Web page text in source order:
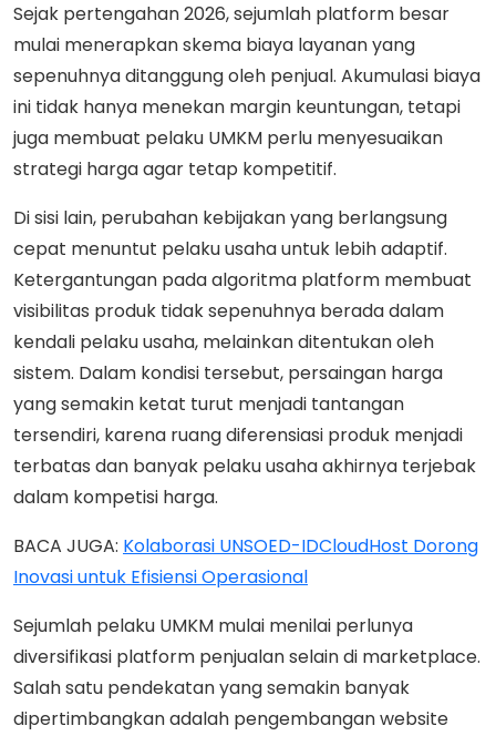
Sejak pertengahan 2026, sejumlah platform besar
mulai menerapkan skema biaya layanan yang
sepenuhnya ditanggung oleh penjual. Akumulasi biaya
ini tidak hanya menekan margin keuntungan, tetapi
juga membuat pelaku UMKM perlu menyesuaikan
strategi harga agar tetap kompetitif.
Di sisi lain, perubahan kebijakan yang berlangsung
cepat menuntut pelaku usaha untuk lebih adaptif.
Ketergantungan pada algoritma platform membuat
visibilitas produk tidak sepenuhnya berada dalam
kendali pelaku usaha, melainkan ditentukan oleh
sistem. Dalam kondisi tersebut, persaingan harga
yang semakin ketat turut menjadi tantangan
tersendiri, karena ruang diferensiasi produk menjadi
terbatas dan banyak pelaku usaha akhirnya terjebak
dalam kompetisi harga.
BACA JUGA: Kolaborasi UNSOED-IDCloudHost Dorong
Inovasi untuk Efisiensi Operasional
Sejumlah pelaku UMKM mulai menilai perlunya
diversifikasi platform penjualan selain di marketplace.
Salah satu pendekatan yang semakin banyak
dipertimbangkan adalah pengembangan website